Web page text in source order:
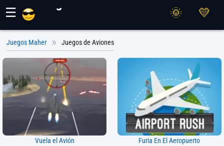
☰
Juegos Maher Juegos de Aviones
Vuela el Avión Furia En El Aeropuerto